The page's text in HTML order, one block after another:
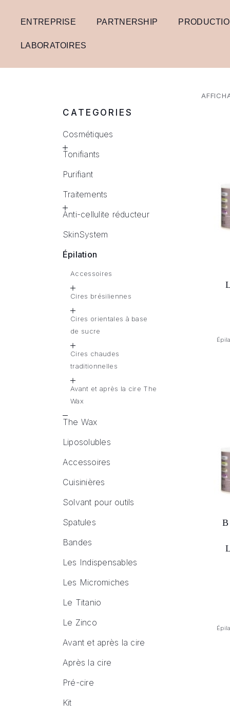
ENTREPRISE PARTNERSHIP
LABORATOIRES
CATEGORIES
Cosmétiques
Tonifiants
Purifiant
Traitements
Anti-cellulite réducteur
SkinSystem
Épilation
Accessoires
Cires brésiliennes
Cires orientales à base
de sucre
Cires chaudes
traditionnelles
Avant et après la cire The
Wax
The Wax
Liposolubles
Accessoires
Cuisinières
Solvant pour outils
Spatules
Bandes
Les Indispensables
Les Micromiches
Le Titanio
Le Zinco
Avant et après la cire
Après la cire
Pré-cire
Kit